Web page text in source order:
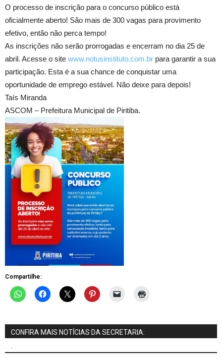
O processo de inscrição para o concurso público está
oficialmente aberto! São mais de 300 vagas para provimento
efetivo, então não perca tempo!
As inscrições não serão prorrogadas e encerram no dia 25 de
abril. Acesse o site www.notusinstituto.com.br para garantir a sua
participação. Esta é a sua chance de conquistar uma
oportunidade de emprego estável. Não deixe para depois!
Taís Miranda
ASCOM – Prefeitura Municipal de Piritiba.
Compartilhe:
CONFIRA MAIS NOTÍCIAS DA SECRETARIA: